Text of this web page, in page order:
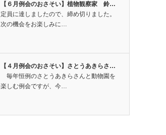
【６月例会のおさそい】植物観察家 鈴…
定員に達しましたので、締め切りました。
次の機会をお楽しみに…
【４月例会のおさそい】さとうあきらさ…
毎年恒例のさとうあきらさんと動物園を
楽しむ例会ですが、今…